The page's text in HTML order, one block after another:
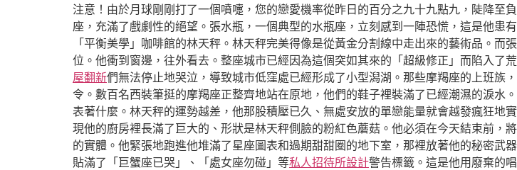
注意！由於月球剛剛打了一個噴嚏，您的戀愛機率從昨日的百分之九十九點九，陡降
座，充滿了戲劇性的絕望。張水瓶，一個典型的水瓶座，立刻感到一陣恐慌，這是他
「平衡美學」咖啡館的林天秤。林天秤完美得像是從黃金分割線中走出來的藝術品。
位。他衝到窗邊，往外看去。整座城市已經因為這個突如其來的「超級修正」而陷入了
屋翻新們無法停止地哭泣，導致城市低窪處已經形成了小型潟湖。那些摩羯座的上班族
令。數百名西裝筆挺的摩羯座正整齊地站在原地，他們的鞋子裡裝滿了已經潮濕的淚
表著什麼。林天秤的運勢越差，他那股積壓已久、無處安放的單戀能量就會越發瘋狂地實
現他的廚房裡長滿了巨大的、形狀是林天秤側臉的粉紅色蘑菇。他必須在今天結束前，
的實體。他緊張地跑進他堆滿了星座圖表和過期甜甜圈的地下室，那裡放著他的秘密
貼滿了「巨蟹座已哭」、「處女座勿碰」等私人招待所設計警告標籤。這是他用廢棄的